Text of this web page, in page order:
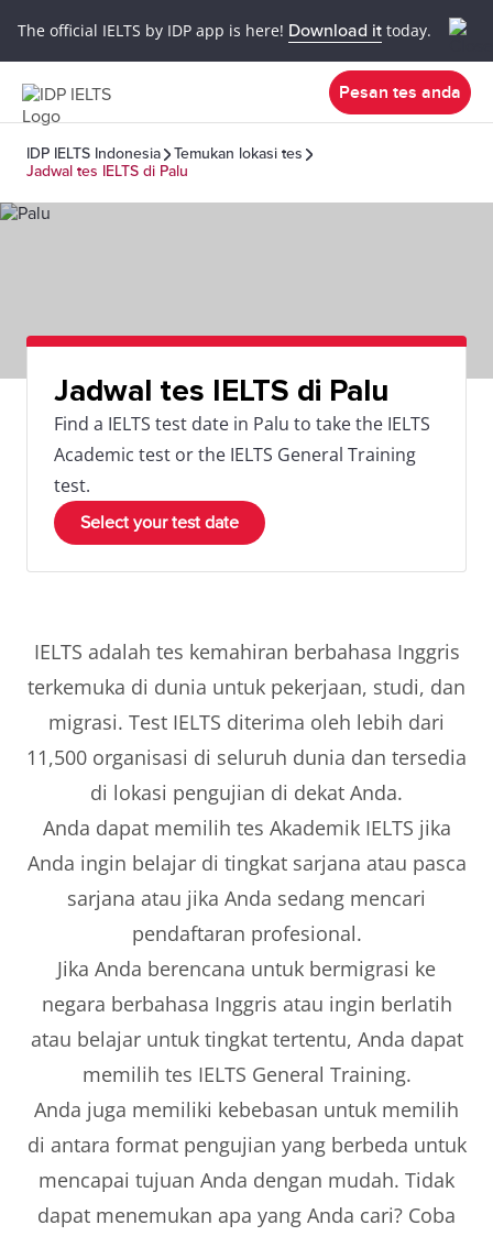
The official IELTS by IDP app is here! Download it today.
Pesan tes anda
IDP IELTS Indonesia
Temukan lokasi tes
Jadwal tes IELTS di Palu
Jadwal tes IELTS di Palu
Find a IELTS test date in Palu to take the IELTS
Academic test or the IELTS General Training
test.
Select your test date
IELTS adalah tes kemahiran berbahasa Inggris
terkemuka di dunia untuk pekerjaan, studi, dan
migrasi. Test IELTS diterima oleh lebih dari
11,500 organisasi di seluruh dunia dan tersedia
di lokasi pengujian di dekat Anda.
Anda dapat memilih tes Akademik IELTS jika
Anda ingin belajar di tingkat sarjana atau pasca
sarjana atau jika Anda sedang mencari
pendaftaran profesional.
Jika Anda berencana untuk bermigrasi ke
negara berbahasa Inggris atau ingin berlatih
atau belajar untuk tingkat tertentu, Anda dapat
memilih tes IELTS General Training.
Anda juga memiliki kebebasan untuk memilih
di antara format pengujian yang berbeda untuk
mencapai tujuan Anda dengan mudah. Tidak
dapat menemukan apa yang Anda cari? Coba